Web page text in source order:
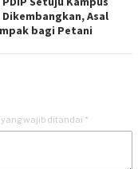
Dikembangkan, Asal
bagi Petani
yang wajib ditandai *